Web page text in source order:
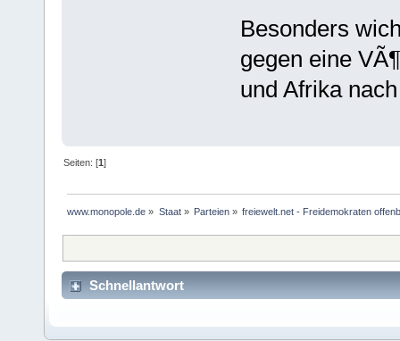
Besonders
gegen eine
und Afrika
Seiten: [1]
www.monopole.de » Staat» Parteien» freiewelt.net - Freidemokraten
Schnellantwort